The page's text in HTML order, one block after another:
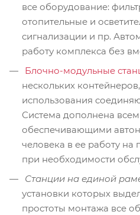
все оборудование:
отопительные и
сигнализации и пр.
работу комплекса без
Блочно-модульные
нескольких
использования
Система дополнена
обеспечивающими
человека в ее работу на
при необходимости
Станции на единой
установки которых
простоты монтажа все